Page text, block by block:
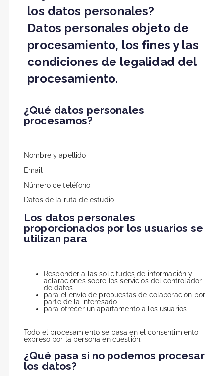
los datos personales?
Datos personales objeto de
procesamiento, los fines y las
condiciones de legalidad del
procesamiento.
¿Qué datos personales
procesamos?
Nombre y apellido
Email
Número de teléfono
Datos de la ruta de estudio
Los datos personales
proporcionados por los usuarios se
utilizan para
Responder a las solicitudes de información y
aclaraciones sobre los servicios del controlador
de datos
para el envío de propuestas de colaboración por
parte de la interesado
para ofrecer un apartamento a los usuarios
Todo el procesamiento se basa en el consentimiento
expreso por la persona en cuestión.
¿Qué pasa si no podemos procesar
los datos?